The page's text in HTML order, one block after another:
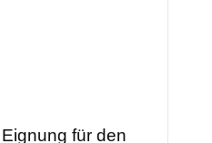
für den